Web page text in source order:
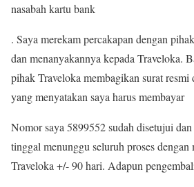
nasabah kartu bank
. Saya merekam percakapan dengan
dan menanyakannya kepada Traveloka.
pihak Traveloka membagikan surat resmi
yang menyatakan saya harus membayar
Nomor saya 5899552 sudah disetujui
tinggal menunggu seluruh proses dengan
Traveloka +/- 90 hari. Adapun